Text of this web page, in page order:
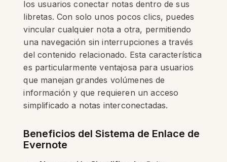
los usuarios conectar notas dentro de sus
libretas. Con solo unos pocos clics, puedes
vincular cualquier nota a otra, permitiendo
una navegación sin interrupciones a través
del contenido relacionado. Esta característica
es particularmente ventajosa para usuarios
que manejan grandes volúmenes de
información y que requieren un acceso
simplificado a notas interconectadas.
Beneficios del Sistema de Enlace de
Evernote